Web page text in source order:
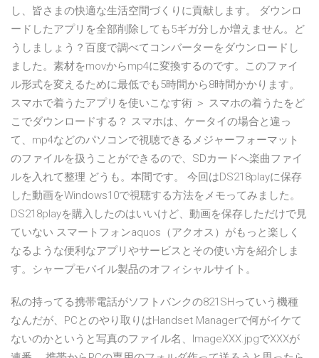
し、皆さまの快適な生活空間づくりに貢献します。 ダウンロ
ードしたアプリを全部削除しても5ギガ分しか増えません。ど
うしましょう？百度で調べてコンバーターをダウンロードし
ました。素材をmovからmp4に変換するのです。このファイ
ル形式を変えるために最低でも5時間から8時間かかります。
スマホで着うたアプリを使いこなす術 ＞ スマホの着うたをど
こでダウンロードする？ スマホは、ケータイの場合と違っ
て、mp4などのパソコンで視聴できるメジャーフォーマット
のファイルを扱うことができるので、SDカードへ楽曲ファイ
ルを入れて整理 どうも。本間です。 今回はDS218playに保存
した動画をWindows10で視聴する方法をメモってみました。
DS218playを購入したのはいいけど、動画を保存しただけで見
ていない スマートフォンaquos（アクオス）がもっと楽しく
なるような便利なアプリやサービスとその使い方を紹介しま
す。シャープモバイル製品のオフィシャルサイト。
私の持ってる携帯電話がソフトバンクの821SHっていう機種
なんだが、PCとのやり取りはHandset Managerで何がイケて
ないのかというと写真のファイル名、ImageXXX.jpgでXXXが